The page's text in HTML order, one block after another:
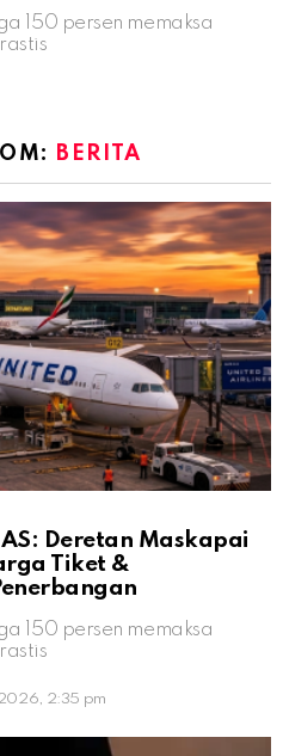
150 persen memaksa
BERITA
Deretan Maskapai
Tiket &
150 persen memaksa
2:35 pm